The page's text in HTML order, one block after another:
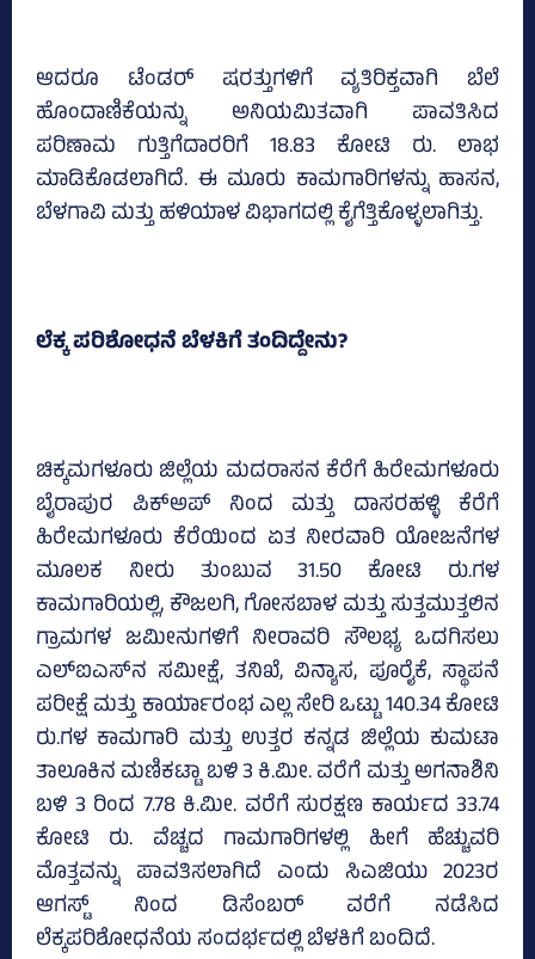
ಆದರೂ ಟೆಂಡರ್‌ ಷರತ್ತುಗಳಿಗೆ ವ್ಯತಿರಿಕ್ತವಾಗಿ ಬೆಲೆ
ಹೊಂದಾಣಿಕೆಯನ್ನು ಅನಿಯಮಿತವಾಗಿ ಪಾವತಿಸಿದ
ಪರಿಣಾಮ ಗುತ್ತಿಗೆದಾರರಿಗೆ 18.83 ಕೋಟಿ ರು. ಲಾಭ
ಮಾಡಿಕೊಡಲಾಗಿದೆ. ಈ ಮೂರು ಕಾಮಗಾರಿಗಳನ್ನು ಹಾಸನ,
ಬೆಳಗಾವಿ ಮತ್ತು ಹಳಿಯಾಳ ವಿಭಾಗದಲ್ಲಿ ಕೈಗೆತ್ತಿಕೊಳ್ಳಲಾಗಿತ್ತು.
ಲೆಕ್ಕ ಪರಿಶೋಧನೆ ಬೆಳಕಿಗೆ ತಂದಿದ್ದೇನು?
ಚಿಕ್ಕಮಗಳೂರು ಜಿಲ್ಲೆಯ ಮದರಾಸನ ಕೆರೆಗೆ ಹಿರೇಮಗಳೂರು
ಬೈರಾಪುರ ಪಿಕ್‌ಅಪ್‌ ನಿಂದ ಮತ್ತು ದಾಸರಹಳ್ಳಿ ಕೆರೆಗೆ
ಹಿರೇಮಗಳೂರು ಕೆರೆಯಿಂದ ಏತ ನೀರವಾರಿ ಯೋಜನೆಗಳ
ಮೂಲಕ ನೀರು ತುಂಬುವ 31.50 ಕೋಟಿ ರು.ಗಳ
ಕಾಮಗಾರಿಯಲ್ಲಿ, ಕೌಜಲಗಿ, ಗೋಸಬಾಳ ಮತ್ತು ಸುತ್ತಮುತ್ತಲಿನ
ಗ್ರಾಮಗಳ ಜಮೀನುಗಳಿಗೆ ನೀರಾವರಿ ಸೌಲಭ್ಯ ಒದಗಿಸಲು
ಎಲ್‌ಐಎಸ್‌ನ ಸಮೀಕ್ಷೆ, ತನಿಖೆ, ವಿನ್ಯಾಸ, ಪೂರೈಕೆ, ಸ್ಥಾಪನೆ
ಪರೀಕ್ಷೆ ಮತ್ತು ಕಾರ್ಯಾರಂಭ ಎಲ್ಲ ಸೇರಿ ಒಟ್ಟು 140.34 ಕೋಟಿ
ರು.ಗಳ ಕಾಮಗಾರಿ ಮತ್ತು ಉತ್ತರ ಕನ್ನಡ ಜಿಲ್ಲೆಯ ಕುಮಟಾ
ತಾಲೂಕಿನ ಮಣಿಕಟ್ಟಾ ಬಳಿ 3 ಕಿ.ಮೀ. ವರೆಗೆ ಮತ್ತು ಅಗನಾಶಿನಿ
ಬಳಿ 3 ರಿಂದ 7.78 ಕಿ.ಮೀ. ವರೆಗೆ ಸುರಕ್ಷಣ ಕಾರ್ಯದ 33.74
ಕೋಟಿ ರು. ವೆಚ್ಚದ ಗಾಮಗಾರಿಗಳಲ್ಲಿ ಹೀಗೆ ಹೆಚ್ಚುವರಿ
ಮೊತ್ತವನ್ನು ಪಾವತಿಸಲಾಗಿದೆ ಎಂದು ಸಿಎಜಿಯು 2023ರ
ಆಗಸ್ಟ್‌ ನಿಂದ ಡಿಸೆಂಬರ್‌ ವರೆಗೆ ನಡೆಸಿದ
ಲೆಕ್ಕಪರಿಶೋಧನೆಯ ಸಂದರ್ಭದಲ್ಲಿ ಬೆಳಕಿಗೆ ಬಂದಿದೆ.